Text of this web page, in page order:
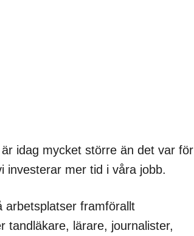
idag mycket större än det var för
investerar mer tid i våra jobb.
arbetsplatser framförallt
tandläkare, lärare, journalister,